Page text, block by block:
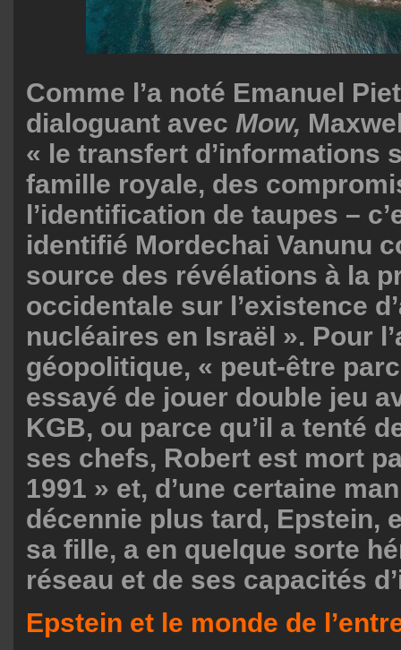
Comme l’a noté Emanuel
dialoguant avec Mow,
« le transfert d’informations
famille royale, des
l’identification de taupes –
identifié Mordechai Vanunu
source des révélations à la
occidentale sur l’existence
nucléaires en Israël ». Pour
géopolitique, « peut-être
essayé de jouer double jeu
KGB, ou parce qu’il a tenté
ses chefs, Robert est mort
1991 » et, d’une certaine
décennie plus tard, Epstein,
sa fille, a en quelque sorte
réseau et de ses capacités
Epstein et le monde de